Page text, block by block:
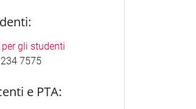
per gli studenti
7575
e PTA: